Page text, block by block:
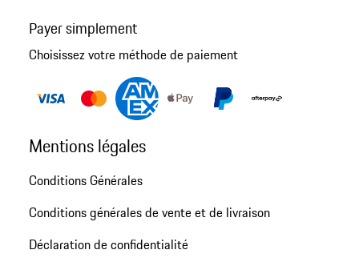
Payer simplement
Choisissez votre méthode de paiement
Mentions légales
Conditions Générales
Conditions générales de vente et de livraison
Déclaration de confidentialité